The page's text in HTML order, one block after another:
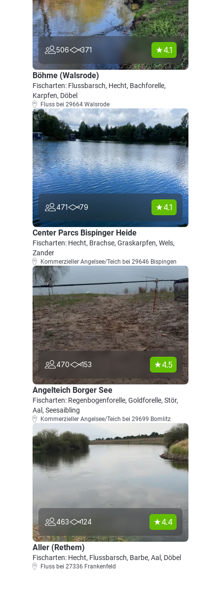
506 371 4.1
Böhme (Walsrode)
Fischarten: Flussbarsch, Hecht, Bachforelle,
Karpfen, Döbel
Fluss bei 29664 Walsrode
471 79 4.1
Center Parcs Bispinger Heide
Fischarten: Hecht, Brachse, Graskarpfen, Wels,
Zander
Kommerzieller Angelsee/Teich bei 29646 Bispingen
470 153 4.5
Angelteich Borger See
Fischarten: Regenbogenforelle, Goldforelle, Stör,
Aal, Seesaibling
Kommerzieller Angelsee/Teich bei 29699 Bomlitz
463 124 4.4
Aller (Rethem)
Fischarten: Hecht, Flussbarsch, Barbe, Aal, Döbel
Fluss bei 27336 Frankenfeld